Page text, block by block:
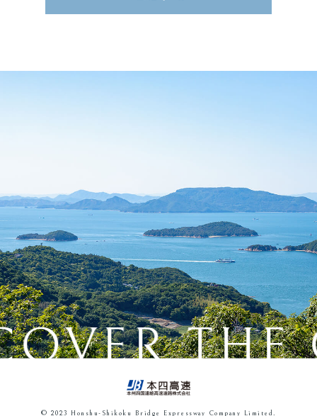
THE
© 2023 Honshu-Shikoku Bridge Expressway Company Limited.